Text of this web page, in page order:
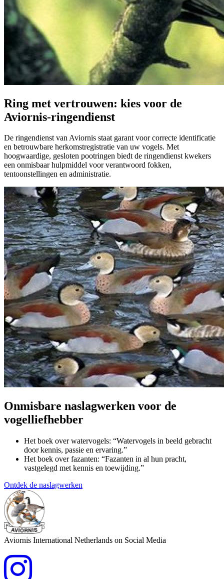
Ring met vertrouwen: kies voor de
Aviornis-ringendienst
De ringendienst van Aviornis staat garant voor correcte identificatie
en betrouwbare herkomstregistratie van uw vogels. Met
hoogwaardige, gesloten pootringen biedt de ringendienst kwekers
een onmisbaar hulpmiddel voor verantwoord fokken,
tentoonstellingen en administratie.
Onmisbare naslagwerken voor de
vogelliefhebber
Het boek over watervogels: “Watervogels in beeld gebracht
door kennis, passie en ervaring.”
Het boek over fazanten: “Fazanten in al hun pracht,
vastgelegd met kennis en toewijding.”
Ontdek de naslagwerken
Aviornis International Netherlands on Social Media